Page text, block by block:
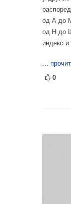
од А до
од Н до
индекс и
...
0